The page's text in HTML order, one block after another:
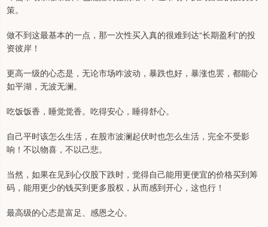
策。
做不到这最基本的一点，那一次性买入真的很难到达“长期盈利”的投
资彼岸！
更高一级的心态是，无论市场咋波动，暴跌也好，暴涨也罢，都能心
如平湖，无波无澜。
吃饭饭香，睡觉觉香。吃得安心，睡得舒心。
自己平时该怎么生活，在股市波澜起伏时也怎么生活，完全不受影
响！不以物喜，不以己悲。
当然，如果在见到心仪股下跌时，觉得自己能用更便宜的价格买到筹
码，能用更少的钱买到更多股权，从而感到开心，这也行！
最高级的心态是富足、感恩之心。